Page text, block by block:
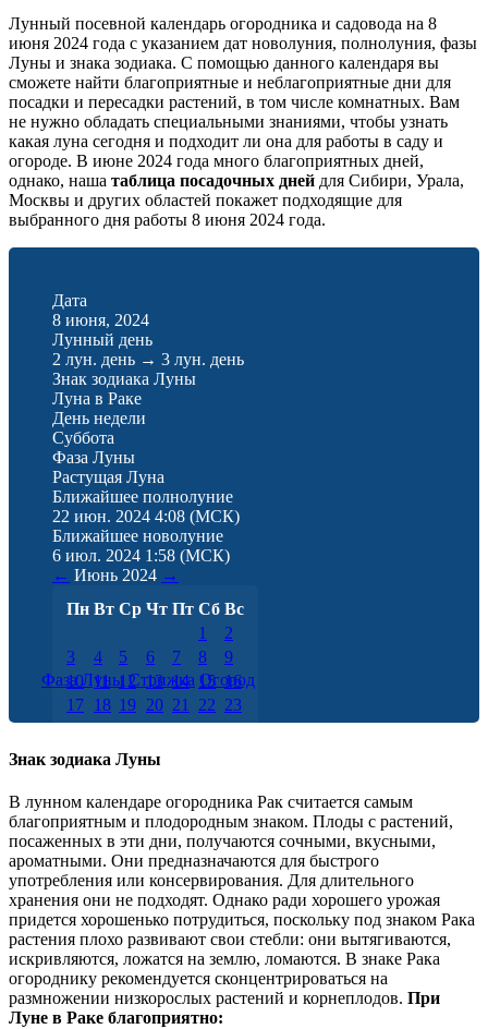
Лунный посевной календарь огородника и садовода на 8
июня 2024 года с указанием дат новолуния, полнолуния, фазы
Луны и знака зодиака. С помощью данного календаря вы
сможете найти благоприятные и неблагоприятные дни для
посадки и пересадки растений, в том числе комнатных. Вам
не нужно обладать специальными знаниями, чтобы узнать
какая луна сегодня и подходит ли она для работы в саду и
огороде. В июне 2024 года много благоприятных дней,
однако, наша таблица посадочных дней для Сибири, Урала,
Москвы и других областей покажет подходящие для
выбранного дня работы 8 июня 2024 года.
Дата
8 июня, 2024
Лунный день
2 лун. день → 3 лун. день
Знак зодиака Луны
Луна в Раке
День недели
Суббота
Фаза Луны
Растущая Луна
Ближайшее полнолуние
22 июн. 2024 4:08 (МСК)
Ближайшее новолуние
6 июл. 2024 1:58 (МСК)
← Июнь 2024 →
Пн Вт Ср Чт Пт Сб Вс
1
2
3
4 5 6 7 8
9
10 11 12 13 14 15 16
17 18 19 20 21 22 23
24 25 26 27 28 29
30
Фаза Луны Стрижка Огород
Знак зодиака Луны
В лунном календаре огородника Рак считается самым
благоприятным и плодородным знаком. Плоды с растений,
посаженных в эти дни, получаются сочными, вкусными,
ароматными. Они предназначаются для быстрого
употребления или консервирования. Для длительного
хранения они не подходят. Однако ради хорошего урожая
придется хорошенько потрудиться, поскольку под знаком Рака
растения плохо развивают свои стебли: они вытягиваются,
искривляются, ложатся на землю, ломаются. В знаке Рака
огороднику рекомендуется сконцентрироваться на
размножении низкорослых растений и корнеплодов. При
Луне в Раке благоприятно: